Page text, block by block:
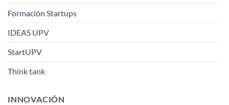
Formación Startups
IDEAS UPV
StartUPV
Think tank
INNOVACIÓN